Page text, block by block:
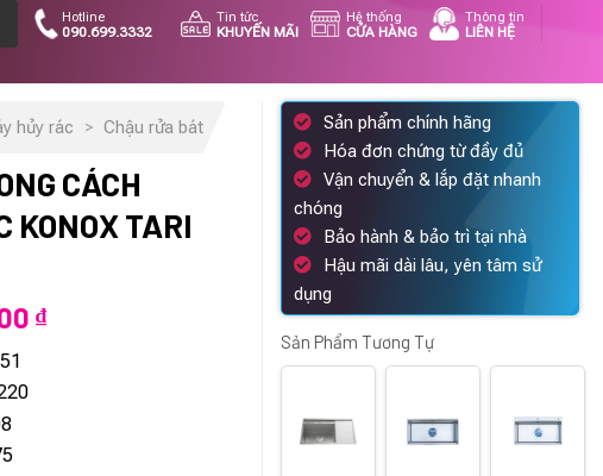
Hotline
090.699.3332
Tin tức
KHUYẾN MÃI
Hệ thống
CỬA HÀNG
Thông tin
LIÊN HỆ
hủy rác > Chậu rửa bát
CÁCH
KONOX TARI
₫.
₫Giá
Sản phẩm chính hãng
Hóa đơn chứng từ đầy đủ
Vận chuyển & lắp đặt nhanh
chóng
Bảo hành & bảo trì tại nhà
Hậu mãi dài lâu, yên tâm sử
dụng
Sản Phẩm Tương Tự